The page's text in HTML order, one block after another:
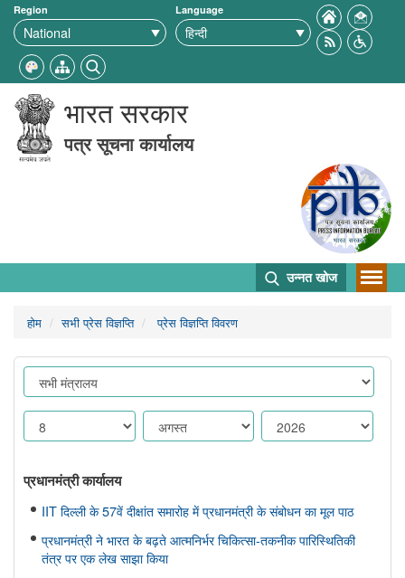
Region Language
भारत सरकार
पत्र सूचना कार्यालय
उन्नत खोज
होम सभी प्रेस विज्ञप्ति प्रेस विज्ञप्ति विवरण
प्रधानमंत्री कार्यालय
IIT दिल्ली के 57वें दीक्षांत समारोह में प्रधानमंत्री के संबोधन का मूल पाठ
प्रधानमंत्री ने भारत के बढ़ते आत्मनिर्भर चिकित्सा-तकनीक पारिस्थितिकी
तंत्र पर एक लेख साझा किया